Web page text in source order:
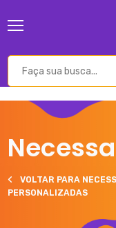
VOLTAR PARA
PERSONALIZADAS